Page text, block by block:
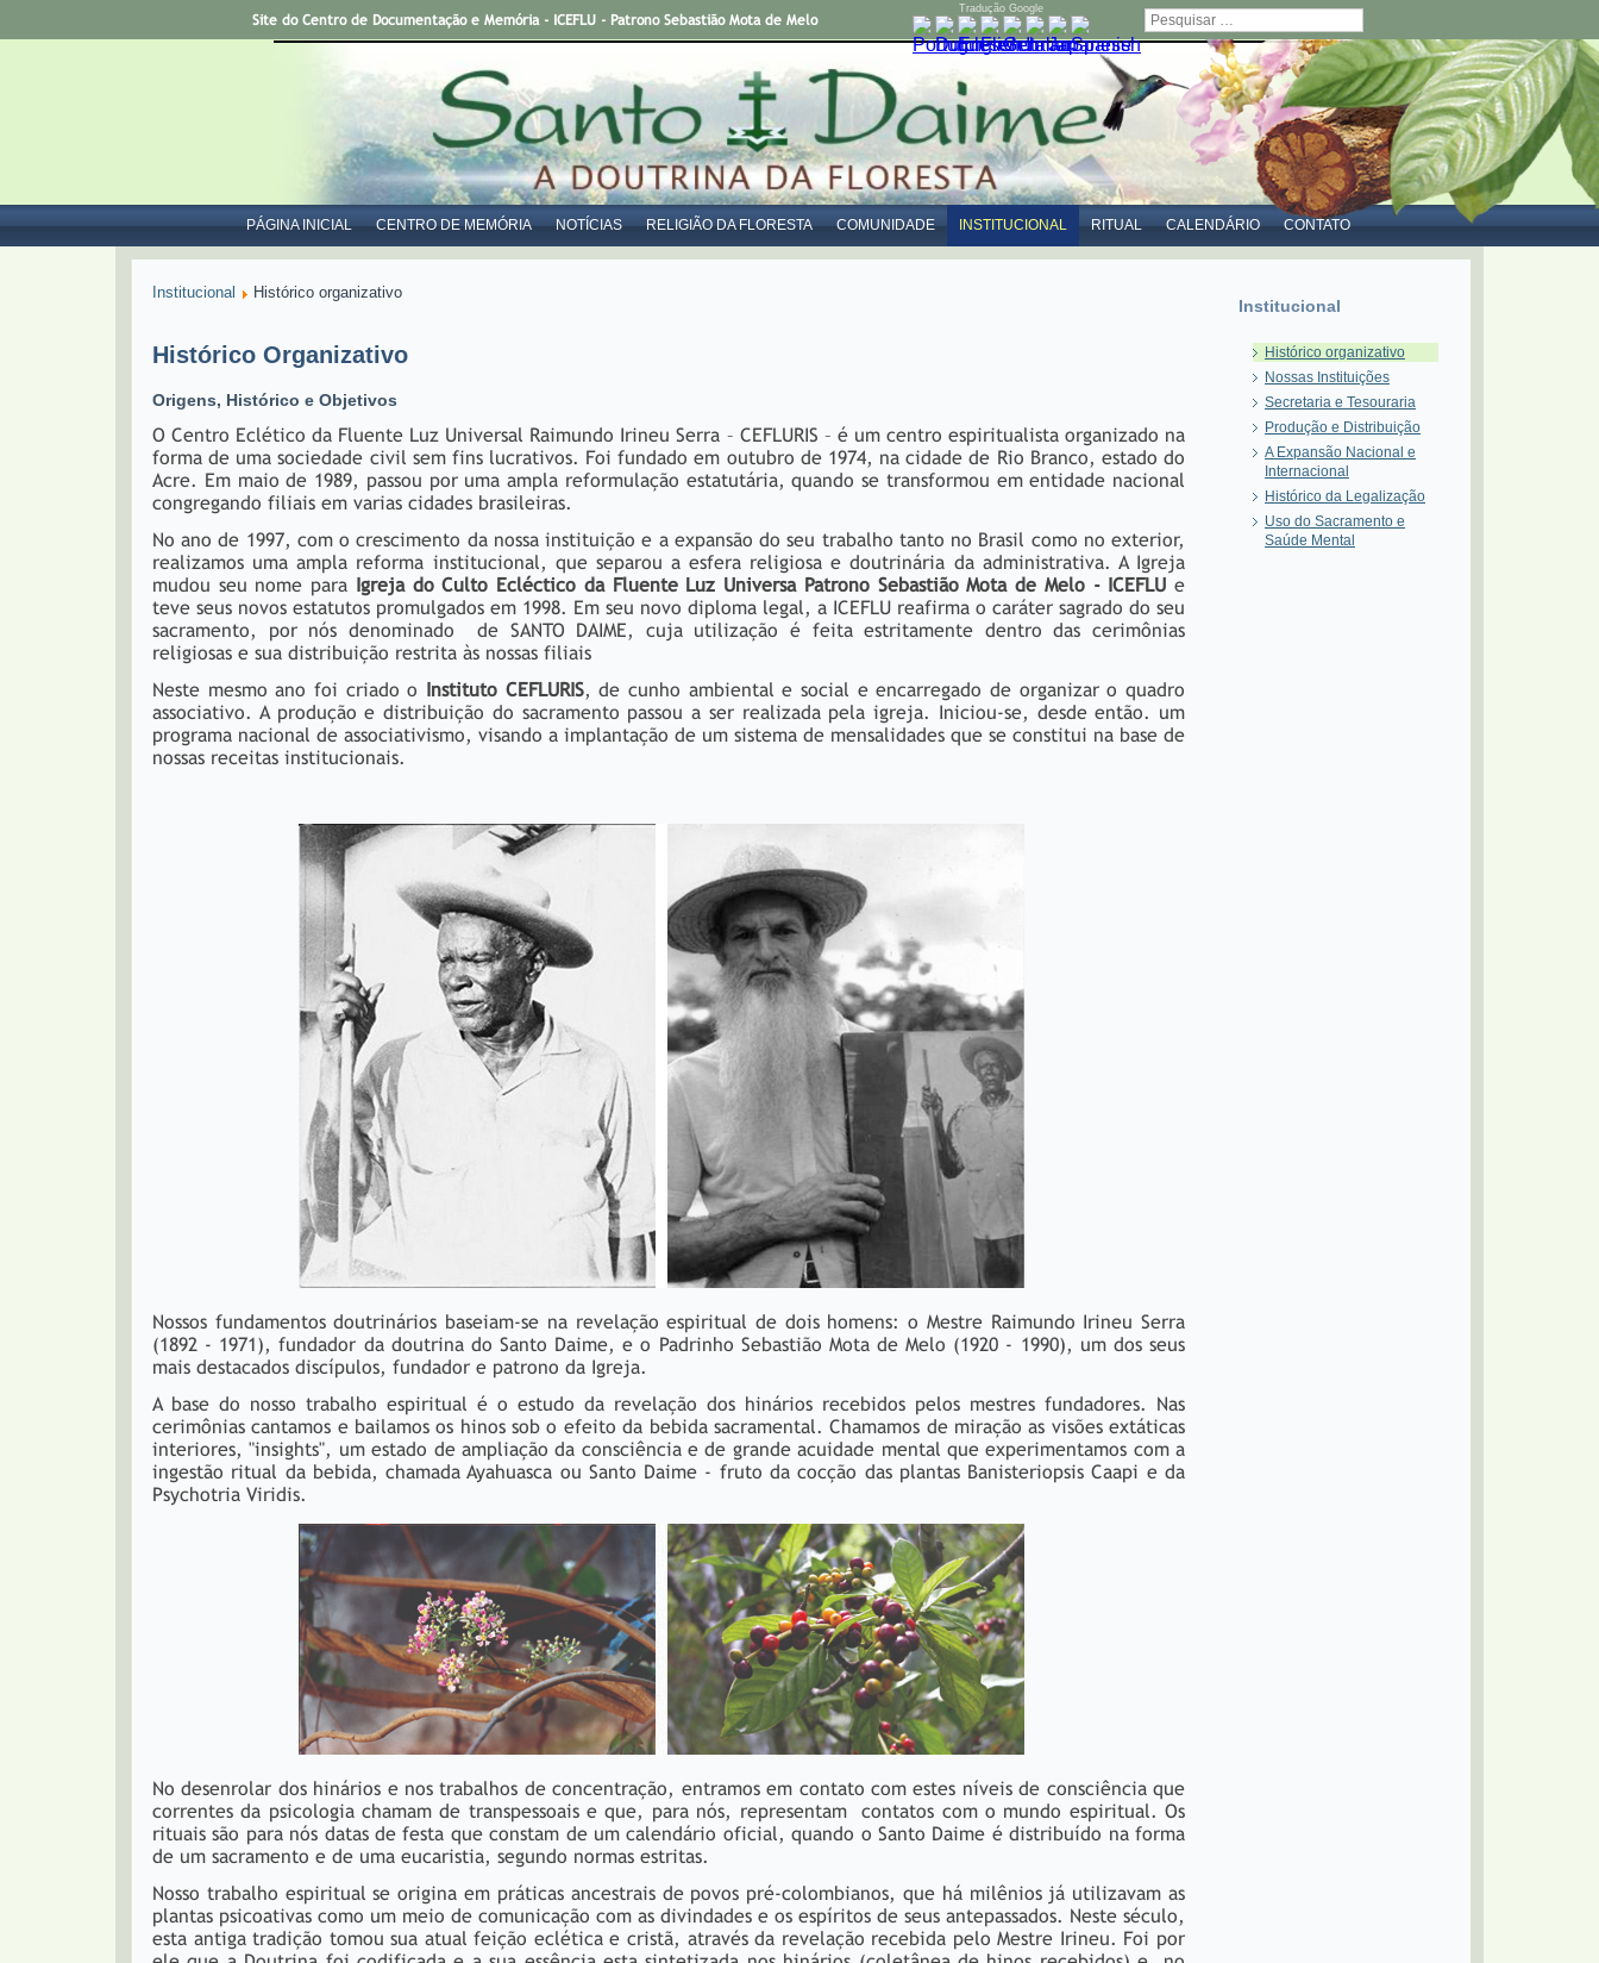
PÁGINA INICIAL CENTRO DE MEMÓRIA NOTÍCIAS RELIGIÃO DA FLORESTA COMUNIDADE INSTITUCIONAL RITUAL CALENDÁRIO CONTATO
Site do Centro de Documentação e Memória - ICEFLU - Patrono Sebastião Mota de Melo Pesquisar
Tradução Google
Institucional Histórico organizativo
Histórico Organizativo
Origens, Histórico e Objetivos
O Centro Eclético da Fluente Luz Universal Raimundo Irineu Serra – CEFLURIS – é um centro espiritualista organizado na
forma de uma sociedade civil sem fins lucrativos. Foi fundado em outubro de 1974, na cidade de Rio Branco, estado do
Acre. Em maio de 1989, passou por uma ampla reformulação estatutária, quando se transformou em entidade nacional
congregando filiais em varias cidades brasileiras.
No ano de 1997, com o crescimento da nossa instituição e a expansão do seu trabalho tanto no Brasil como no exterior,
realizamos uma ampla reforma institucional, que separou a esfera religiosa e doutrinária da administrativa. A Igreja
mudou seu nome para Igreja do Culto Ecléctico da Fluente Luz Universa Patrono Sebastião Mota de Melo - ICEFLU e
teve seus novos estatutos promulgados em 1998. Em seu novo diploma legal, a ICEFLU reafirma o caráter sagrado do seu
sacramento, por nós denominado de SANTO DAIME, cuja utilização é feita estritamente dentro das cerimônias
religiosas e sua distribuição restrita às nossas filiais
Neste mesmo ano foi criado o Instituto CEFLURIS, de cunho ambiental e social e encarregado de organizar o quadro
associativo. A produção e distribuição do sacramento passou a ser realizada pela igreja. Iniciou-se, desde então. um
programa nacional de associativismo, visando a implantação de um sistema de mensalidades que se constitui na base de
nossas receitas institucionais.
Nossos fundamentos doutrinários baseiam-se na revelação espiritual de dois homens: o Mestre Raimundo Irineu Serra
(1892 - 1971), fundador da doutrina do Santo Daime, e o Padrinho Sebastião Mota de Melo (1920 - 1990), um dos seus
mais destacados discípulos, fundador e patrono da Igreja.
A base do nosso trabalho espiritual é o estudo da revelação dos hinários recebidos pelos mestres fundadores. Nas
cerimônias cantamos e bailamos os hinos sob o efeito da bebida sacramental. Chamamos de miração as visões extáticas
interiores, "insights", um estado de ampliação da consciência e de grande acuidade mental que experimentamos com a
ingestão ritual da bebida, chamada Ayahuasca ou Santo Daime - fruto da cocção das plantas Banisteriopsis Caapi e da
Psychotria Viridis.
No desenrolar dos hinários e nos trabalhos de concentração, entramos em contato com estes níveis de consciência que
correntes da psicologia chamam de transpessoais e que, para nós, representam contatos com o mundo espiritual. Os
rituais são para nós datas de festa que constam de um calendário oficial, quando o Santo Daime é distribuído na forma
de um sacramento e de uma eucaristia, segundo normas estritas.
Nosso trabalho espiritual se origina em práticas ancestrais de povos pré-colombianos, que há milênios já utilizavam as
plantas psicoativas como um meio de comunicação com as divindades e os espíritos de seus antepassados. Neste século,
esta antiga tradição tomou sua atual feição eclética e cristã, através da revelação recebida pelo Mestre Irineu. Foi por
Institucional
Histórico organizativo
Nossas Instituições
Secretaria e Tesouraria
Produção e Distribuição
A Expansão Nacional e
Internacional
Histórico da Legalização
Uso do Sacramento e
Saúde Mental